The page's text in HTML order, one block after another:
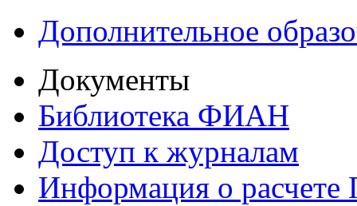
Дополнительное
Документы
Библиотека ФИАН
Доступ к журналам
Информация о